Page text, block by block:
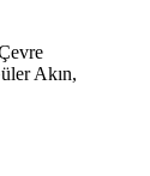
Akın,